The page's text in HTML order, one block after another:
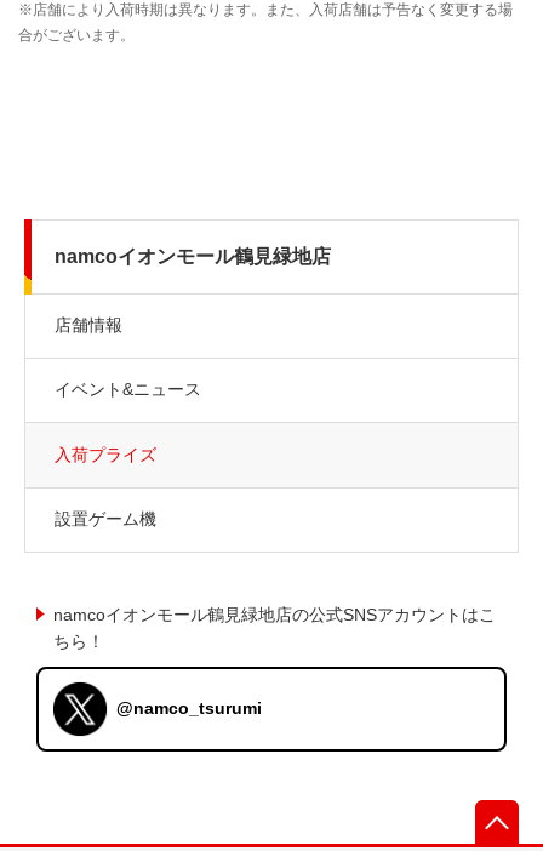
namcoイオンモール鶴見緑地店
店舗情報
イベント&ニュース
入荷プライズ
設置ゲーム機
namcoイオンモール鶴見緑地店の公式SNSアカウントはこ
ちら！
@namco_tsurumi